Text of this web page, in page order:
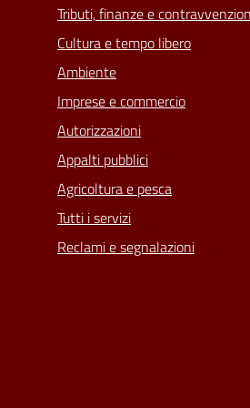
Tributi, finanze e
Cultura e tempo libero
Ambiente
Imprese e commercio
Autorizzazioni
Appalti pubblici
Agricoltura e pesca
Tutti i servizi
Reclami e segnalazioni